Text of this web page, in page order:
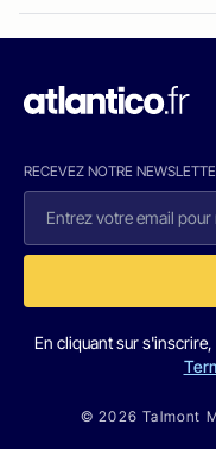
RECEVEZ NOTRE
En cliquant sur
© 2026 Talmont